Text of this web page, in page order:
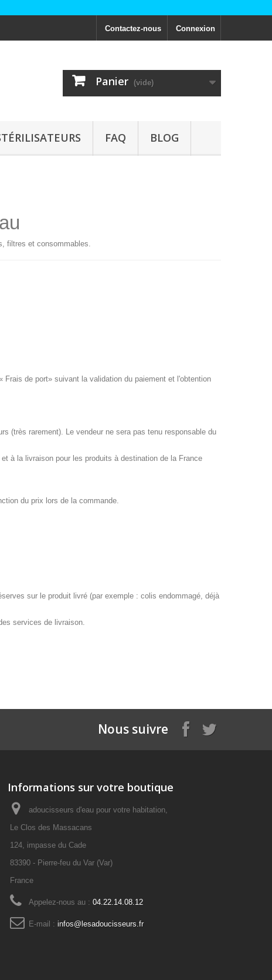
Connexion
Contactez-nous
Panier (vide)
FAQ BLOG
filtres et consommables.
de port» suivant la validation du paiement et l'obtention
(très rarement). Le vendeur ne sera pas tenu responsable du
à la livraison pour les produits à destination de la France
du prix lors de la commande.
sur le produit livré (par exemple : colis endommagé, déjà
services de livraison.
Nous suivre
Informations sur votre boutique
adoucisseurs d'eau pour votre habitation,
Le Clos des Massacans
124, impasse du Cade
83390 - Pierre-feu du Var (Var)
France
Appelez-nous au : 04.22.14.08.12
E-mail : infos@lesadoucisseurs.fr